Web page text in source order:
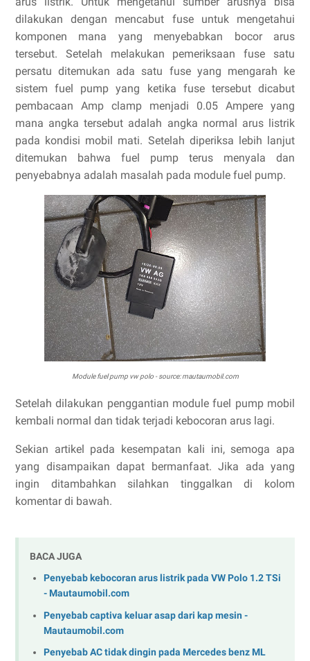
dilakukan dengan mencabut fuse untuk mengetahui
komponen mana yang menyebabkan bocor arus
tersebut. Setelah melakukan pemeriksaan fuse satu
persatu ditemukan ada satu fuse yang mengarah ke
sistem fuel pump yang ketika fuse tersebut dicabut
pembacaan Amp clamp menjadi 0.05 Ampere yang
mana angka tersebut adalah angka normal arus listrik
pada kondisi mobil mati. Setelah diperiksa lebih lanjut
ditemukan bahwa fuel pump terus menyala dan
penyebabnya adalah masalah pada module fuel pump.
Module fuel pump vw polo - source: mautaumobil.com
Setelah dilakukan penggantian module fuel pump mobil
kembali normal dan tidak terjadi kebocoran arus lagi.
Sekian artikel pada kesempatan kali ini, semoga apa
yang disampaikan dapat bermanfaat. Jika ada yang
ingin ditambahkan silahkan tinggalkan di kolom
komentar di bawah.
BACA JUGA
Penyebab kebocoran arus listrik pada VW Polo 1.2 TSi
- Mautaumobil.com
Penyebab captiva keluar asap dari kap mesin -
Mautaumobil.com
Penyebab AC tidak dingin pada Mercedes benz ML